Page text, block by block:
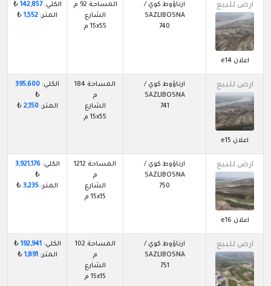
ارض للبيع
اعلان e14
ارناؤوط كوي /
SAZLIBOSNA
740
المساحة 92 م
الشارع
15x55 م
الكلي:142,857
₺
المتر: 1,552
₺
ارض للبيع
اعلان e15
ارناؤوط كوي /
SAZLIBOSNA
741
المساحة 184
م
الشارع
15x55 م
الكلي: 395,600
₺
المتر:2,150
₺
ارض للبيع
اعلان e16
ارناؤوط كوي /
SAZLIBOSNA
750
المساحة 1212
م
الشارع
15x15 م
الكلي:3,921,176
₺
المتر: 3,235
₺
ارض للبيع
ارناؤوط كوي /
SAZLIBOSNA
751
المساحة 102
م
الشارع
15x15 م
الكلي:192,941
₺
المتر:1,891
₺